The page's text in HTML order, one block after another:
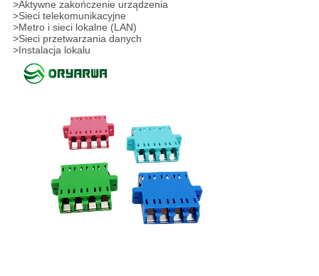
>Aktywne zakończenie urządzenia
>Sieci telekomunikacyjne
>Metro i sieci lokalne (LAN)
>Sieci przetwarzania danych
>Instalacja lokalu